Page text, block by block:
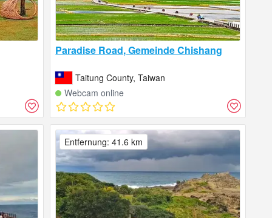
Paradise Road, Gemeinde Chishang
Taitung County, Taiwan
Webcam online
Entfernung: 41.6 km